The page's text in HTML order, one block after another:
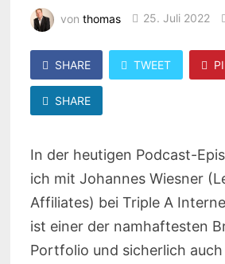
von thomas 25. Juli 2022
SHARE TWEET
SHARE
In der heutigen Podcast-
ich mit Johannes Wiesner
Affiliates) bei Triple A
ist einer der namhaftesten
Portfolio und sicherlich